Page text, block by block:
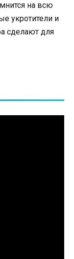
на всю
укротители и
сделают для